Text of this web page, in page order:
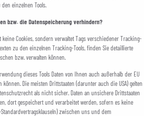
einzelnen Tools.
bzw. die Datenspeicherung verhindern?
keine Cookies, sondern verwaltet Tags verschiedener Tracking-
zu den einzelnen Tracking-Tools, finden Sie detaillierte
bzw. verwalten können.
dieses Tools Daten von Ihnen auch außerhalb der EU
Die meisten Drittstaaten (darunter auch die USA) gelten
als nicht sicher. Daten an unsichere Drittstaaten
dort gespeichert und verarbeitet werden, sofern es keine
zwischen uns und dem